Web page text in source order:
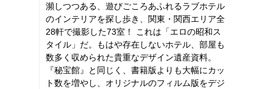
瀕しつつある、遊びごころあふれるラブホテル
のインテリアを探し歩き、関東・関西エリア全
28軒で撮影した73室！ これは「エロの昭和ス
タイル」だ。もはや存在しないホテル、部屋も
数多く収められた貴重なデザイン遺産資料。
『秘宝館』と同じく、書籍版よりも大幅にカッ
ト数を増やし、オリジナルのフィルム版をデジ